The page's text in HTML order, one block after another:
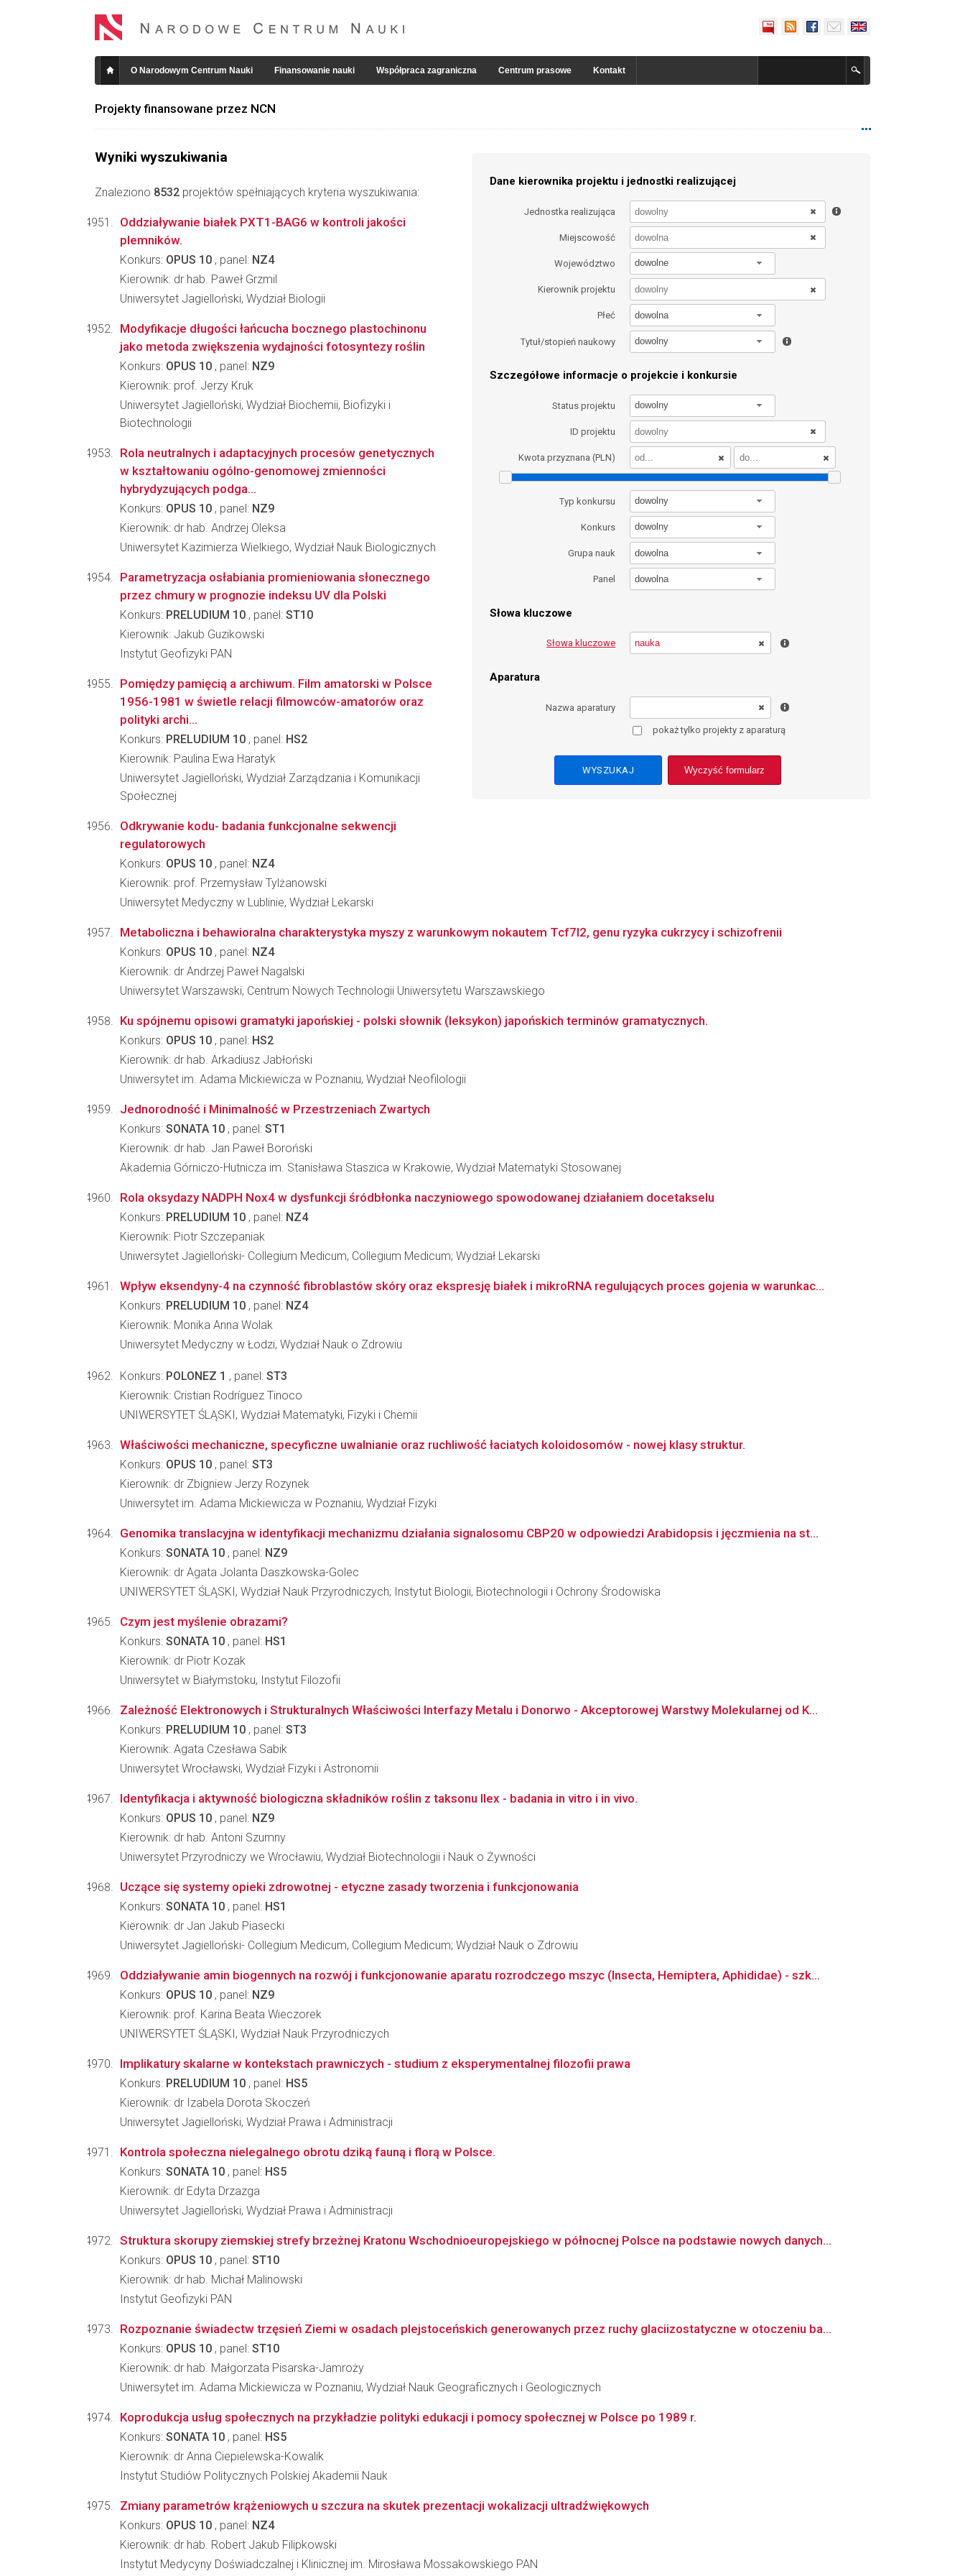
O Narodowym Centrum Nauki Finansowanie nauki Współpraca zagraniczna Centrum prasowe Kontakt
Projekty finansowane przez NCN
Wyniki wyszukiwania
Znaleziono 8532 projektów spełniających kryteria wyszukiwania:
Dane kierownika projektu i jednostki realizującej
Jednostka realizująca
Miejscowość
Województwo dowolne
Kierownik projektu
Płeć dowolna
Tytuł/stopień naukowy dowolny
Szczegółowe informacje o projekcie i konkursie
Status projektu dowolny
ID projektu
Kwota przyznana (PLN)
Typ konkursu dowolny
Konkurs dowolny
Grupa nauk dowolna
Panel dowolna
Słowa kluczowe
Słowa kluczowe
Aparatura
Nazwa aparatury
pokaż tylko projekty z aparaturą
Wyczyść formularz
Oddziaływanie białek PXT1-BAG6 w kontroli jakości
plemników.
Konkurs: OPUS 10 , panel: NZ4
Kierownik: dr hab. Paweł Grzmil
Uniwersytet Jagielloński, Wydział Biologii
Modyfikacje długości łańcucha bocznego plastochinonu
jako metoda zwiększenia wydajności fotosyntezy roślin
Konkurs: OPUS 10 , panel: NZ9
Kierownik: prof. Jerzy Kruk
Uniwersytet Jagielloński, Wydział Biochemii, Biofizyki i
Biotechnologii
Rola neutralnych i adaptacyjnych procesów genetycznych
w kształtowaniu ogólno-genomowej zmienności
hybrydyzujących podga...
Konkurs: OPUS 10 , panel: NZ9
Kierownik: dr hab. Andrzej Oleksa
Uniwersytet Kazimierza Wielkiego, Wydział Nauk Biologicznych
Parametryzacja osłabiania promieniowania słonecznego
przez chmury w prognozie indeksu UV dla Polski
Konkurs: PRELUDIUM 10 , panel: ST10
Kierownik: Jakub Guzikowski
Instytut Geofizyki PAN
Pomiędzy pamięcią a archiwum. Film amatorski w Polsce
1956-1981 w świetle relacji filmowców-amatorów oraz
polityki archi...
Konkurs: PRELUDIUM 10 , panel: HS2
Kierownik: Paulina Ewa Haratyk
Uniwersytet Jagielloński, Wydział Zarządzania i Komunikacji
Społecznej
Odkrywanie kodu- badania funkcjonalne sekwencji
regulatorowych
Konkurs: OPUS 10 , panel: NZ4
Kierownik: prof. Przemysław Tylżanowski
Uniwersytet Medyczny w Lublinie, Wydział Lekarski
Metaboliczna i behawioralna charakterystyka myszy z warunkowym nokautem Tcf7l2, genu ryzyka cukrzycy i schizofrenii
Konkurs: OPUS 10 , panel: NZ4
Kierownik: dr Andrzej Paweł Nagalski
Uniwersytet Warszawski, Centrum Nowych Technologii Uniwersytetu Warszawskiego
Ku spójnemu opisowi gramatyki japońskiej - polski słownik (leksykon) japońskich terminów gramatycznych.
Konkurs: OPUS 10 , panel: HS2
Kierownik: dr hab. Arkadiusz Jabłoński
Uniwersytet im. Adama Mickiewicza w Poznaniu, Wydział Neofilologii
Jednorodność i Minimalność w Przestrzeniach Zwartych
Konkurs: SONATA 10 , panel: ST1
Kierownik: dr hab. Jan Paweł Boroński
Akademia Górniczo-Hutnicza im. Stanisława Staszica w Krakowie, Wydział Matematyki Stosowanej
Rola oksydazy NADPH Nox4 w dysfunkcji śródbłonka naczyniowego spowodowanej działaniem docetakselu
Konkurs: PRELUDIUM 10 , panel: NZ4
Kierownik: Piotr Szczepaniak
Uniwersytet Jagielloński- Collegium Medicum, Collegium Medicum; Wydział Lekarski
Wpływ eksendyny-4 na czynność fibroblastów skóry oraz ekspresję białek i mikroRNA regulujących proces gojenia w warunkac...
Konkurs: PRELUDIUM 10 , panel: NZ4
Kierownik: Monika Anna Wolak
Uniwersytet Medyczny w Łodzi, Wydział Nauk o Zdrowiu
Konkurs: POLONEZ 1 , panel: ST3
Kierownik: Cristian Rodríguez Tinoco
UNIWERSYTET ŚLĄSKI, Wydział Matematyki, Fizyki i Chemii
Właściwości mechaniczne, specyficzne uwalnianie oraz ruchliwość łaciatych koloidosomów - nowej klasy struktur.
Konkurs: OPUS 10 , panel: ST3
Kierownik: dr Zbigniew Jerzy Rozynek
Uniwersytet im. Adama Mickiewicza w Poznaniu, Wydział Fizyki
Genomika translacyjna w identyfikacji mechanizmu działania signalosomu CBP20 w odpowiedzi Arabidopsis i jęczmienia na st...
Konkurs: SONATA 10 , panel: NZ9
Kierownik: dr Agata Jolanta Daszkowska-Golec
UNIWERSYTET ŚLĄSKI, Wydział Nauk Przyrodniczych; Instytut Biologii, Biotechnologii i Ochrony Środowiska
Czym jest myślenie obrazami?
Konkurs: SONATA 10 , panel: HS1
Kierownik: dr Piotr Kozak
Uniwersytet w Białymstoku, Instytut Filozofii
Zależność Elektronowych i Strukturalnych Właściwości Interfazy Metalu i Donorwo - Akceptorowej Warstwy Molekularnej od K...
Konkurs: PRELUDIUM 10 , panel: ST3
Kierownik: Agata Czesława Sabik
Uniwersytet Wrocławski, Wydział Fizyki i Astronomii
Identyfikacja i aktywność biologiczna składników roślin z taksonu Ilex - badania in vitro i in vivo.
Konkurs: OPUS 10 , panel: NZ9
Kierownik: dr hab. Antoni Szumny
Uniwersytet Przyrodniczy we Wrocławiu, Wydział Biotechnologii i Nauk o Żywności
Uczące się systemy opieki zdrowotnej - etyczne zasady tworzenia i funkcjonowania
Konkurs: SONATA 10 , panel: HS1
Kierownik: dr Jan Jakub Piasecki
Uniwersytet Jagielloński- Collegium Medicum, Collegium Medicum; Wydział Nauk o Zdrowiu
Oddziaływanie amin biogennych na rozwój i funkcjonowanie aparatu rozrodczego mszyc (Insecta, Hemiptera, Aphididae) - szk...
Konkurs: OPUS 10 , panel: NZ9
Kierownik: prof. Karina Beata Wieczorek
UNIWERSYTET ŚLĄSKI, Wydział Nauk Przyrodniczych
Implikatury skalarne w kontekstach prawniczych - studium z eksperymentalnej filozofii prawa
Konkurs: PRELUDIUM 10 , panel: HS5
Kierownik: dr Izabela Dorota Skoczeń
Uniwersytet Jagielloński, Wydział Prawa i Administracji
Kontrola społeczna nielegalnego obrotu dziką fauną i florą w Polsce.
Konkurs: SONATA 10 , panel: HS5
Kierownik: dr Edyta Drzazga
Uniwersytet Jagielloński, Wydział Prawa i Administracji
Struktura skorupy ziemskiej strefy brzeżnej Kratonu Wschodnioeuropejskiego w północnej Polsce na podstawie nowych danych...
Konkurs: OPUS 10 , panel: ST10
Kierownik: dr hab. Michał Malinowski
Instytut Geofizyki PAN
Rozpoznanie świadectw trzęsień Ziemi w osadach plejstoceńskich generowanych przez ruchy glaciizostatyczne w otoczeniu ba...
Konkurs: OPUS 10 , panel: ST10
Kierownik: dr hab. Małgorzata Pisarska-Jamroży
Uniwersytet im. Adama Mickiewicza w Poznaniu, Wydział Nauk Geograficznych i Geologicznych
Koprodukcja usług społecznych na przykładzie polityki edukacji i pomocy społecznej w Polsce po 1989 r.
Konkurs: SONATA 10 , panel: HS5
Kierownik: dr Anna Ciepielewska-Kowalik
Instytut Studiów Politycznych Polskiej Akademii Nauk
Zmiany parametrów krążeniowych u szczura na skutek prezentacji wokalizacji ultradźwiękowych
Konkurs: OPUS 10 , panel: NZ4
Kierownik: dr hab. Robert Jakub Filipkowski
Instytut Medycyny Doświadczalnej i Klinicznej im. Mirosława Mossakowskiego PAN